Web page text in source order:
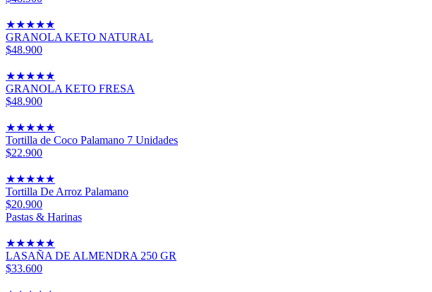
★★★★★
GRANOLA KETO NATURAL
$48.900
★★★★★
GRANOLA KETO FRESA
$48.900
★★★★★
Tortilla de Coco Palamano 7 Unidades
$22.900
★★★★★
Tortilla De Arroz Palamano
$20.900
Pastas & Harinas
★★★★★
LASAÑA DE ALMENDRA 250 GR
$33.600